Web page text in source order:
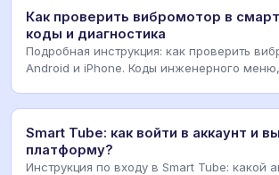
Как проверить вибромотор в
коды и диагностика
Подробная инструкция: как проверить
Android и iPhone. Коды инженерного
Smart Tube: как войти в аккаунт и
платформу?
Инструкция по входу в Smart Tube: какой